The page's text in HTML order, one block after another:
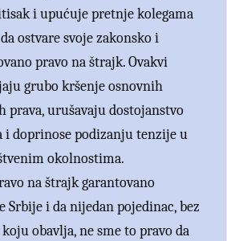
i upućuje pretnje kolegama
ostvare svoje zakonsko i
pravo na štrajk. Ovakvi
grubo kršenje osnovnih
urušavaju dostojanstvo
doprinose podizanju tenzije u
okolnostima.
na štrajk garantovano
Srbije i da nijedan pojedinac, bez
obavlja, ne sme to pravo da